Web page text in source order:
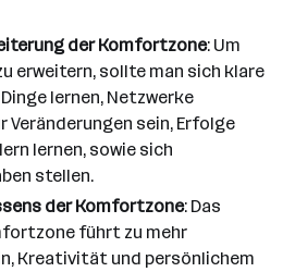
der Komfortzone: Um
erweitern, sollte man sich klare
lernen, Netzwerke
Veränderungen sein, Erfolge
lernen, sowie sich
stellen.
der Komfortzone: Das
führt zu mehr
Kreativität und persönlichem